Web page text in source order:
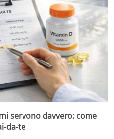
servono davvero: come
da-te